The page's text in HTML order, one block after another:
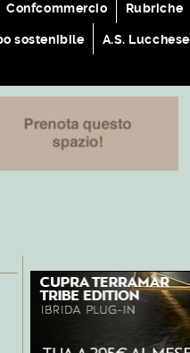
Confcommercio Rubriche
sostenibile A.S. Lucchese